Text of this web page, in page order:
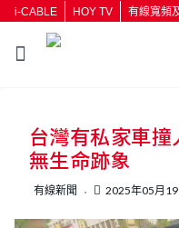
i-CABLE HOY TV 有線寬頻
按
台灣有私家車
無生命跡象
有線新聞 2025年05月19